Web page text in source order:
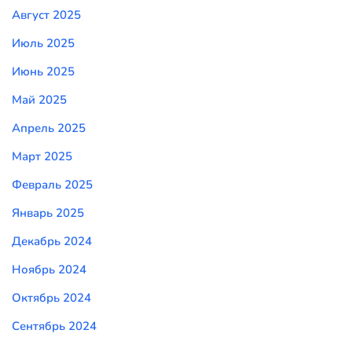
Август 2025
Июль 2025
Июнь 2025
Май 2025
Апрель 2025
Март 2025
Февраль 2025
Январь 2025
Декабрь 2024
Ноябрь 2024
Октябрь 2024
Сентябрь 2024